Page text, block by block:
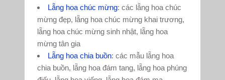
Lẵng hoa chúc mừng: các lẵng hoa chúc
mừng đẹp, lẵng hoa chúc mừng khai trương,
lẵng hoa chúc mừng sinh nhật, lẵng hoa
mừng tân gia
Lẵng hoa chia buồn: các mẫu lẵng hoa
chia buồn, lẵng hoa đám tang, lẵng hoa phúng